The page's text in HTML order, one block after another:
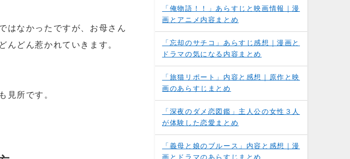
はなかったですが、 お母さん
んどん惹かれていきます。
見所です。
「俺物語！！」あらすじと映画情報｜漫
画とアニメ内容まとめ
「忘却のサチコ」あらすじ感想｜漫画と
ドラマの気になる内容まとめ
「旅猫リポート」内容と感想｜原作と映
画のあらすじまとめ
「深夜のダメ恋図鑑」主人公の女性３人
が体験した恋愛まとめ
「義母と娘のブルース」内容と感想｜漫
画とドラマのあらすじまとめ